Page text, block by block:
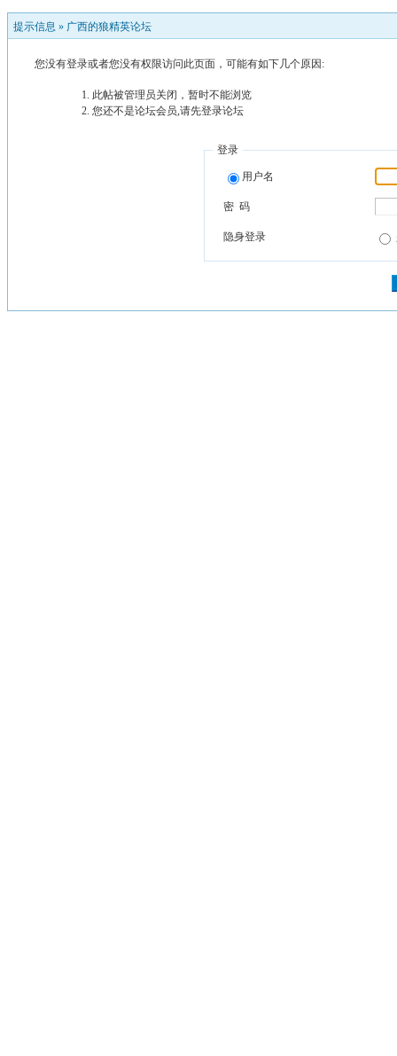
提示信息 » 广西的狼精英论坛
您没有登录或者您没有权限访问此页面，可能有如下几个原因:
此帖被管理员关闭，暂时不能浏览
您还不是论坛会员,请先登录论坛
登录
用户名
密 码
隐身登录